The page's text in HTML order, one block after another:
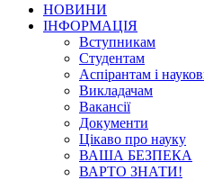
НОВИНИ
ІНФОРМАЦІЯ
Вступникам
Студентам
Аспірантам і
Викладачам
Вакансії
Документи
Цікаво про науку
ВАША БЕЗПЕКА
ВАРТО ЗНАТИ!